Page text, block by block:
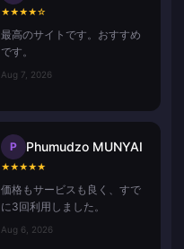
★★★★☆
最高のサイトです。おすすめ
です。
Aug 7, 2026
P Phumudzo MUNYAI
★★★★★
価格もサービスも良く、すで
に3回利用しました。
Aug 6, 2026